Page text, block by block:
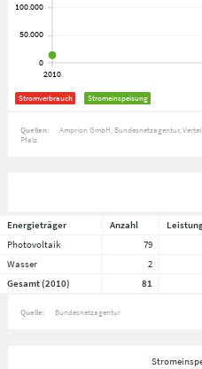
Stromverbrauch Stromeinspeisung
Quellen: Amprion GmbH Bundesnetzagentur
Pfalz
Energieträger Anzahl
Photovoltaik
79
Wasser
2
Gesamt (2010)
81
Quelle: Bundesnetzagentur